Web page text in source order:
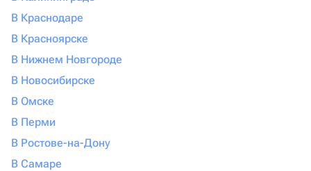
В Краснодаре
В Красноярске
В Нижнем Новгороде
В Новосибирске
В Омске
В Перми
В Ростове-на-Дону
В Самаре